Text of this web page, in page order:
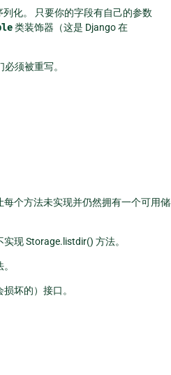
化。 只要你的字段有自己的参数
类装饰器（这是 Django 在
须被重写。
个方法未实现并仍然拥有一个可用
现 Storage.listdir() 方法。
坏的）接口。